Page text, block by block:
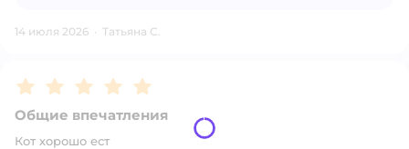
14 июля 2026 · Татьяна С.
Рейтинг:5
Общие впечатления
Кот хорошо ест